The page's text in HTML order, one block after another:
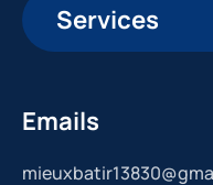
Services
Emails